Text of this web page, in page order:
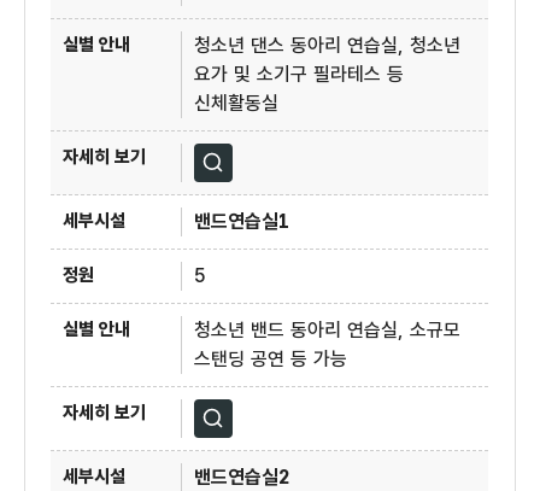
청소년 댄스 동아리 연습실, 청소년
요가 및 소기구 필라테스 등
신체활동실
자세히보기
밴드연습실1
5
청소년 밴드 동아리 연습실, 소규모
스탠딩 공연 등 가능
자세히보기
밴드연습실2